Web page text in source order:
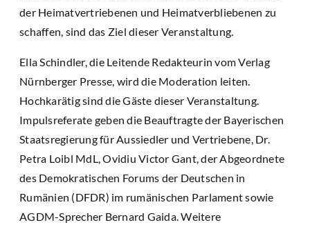
der Heimatvertriebenen und Heimatverbliebenen zu
schaffen, sind das Ziel dieser Veranstaltung.
Ella Schindler, die Leitende Redakteurin vom Verlag
Nürnberger Presse, wird die Moderation leiten.
Hochkarätig sind die Gäste dieser Veranstaltung.
Impulsreferate geben die Beauftragte der Bayerischen
Staatsregierung für Aussiedler und Vertriebene, Dr.
Petra Loibl MdL, Ovidiu Victor Gant, der Abgeordnete
des Demokratischen Forums der Deutschen in
Rumänien (DFDR) im rumänischen Parlament sowie
AGDM-Sprecher Bernard Gaida. Weitere